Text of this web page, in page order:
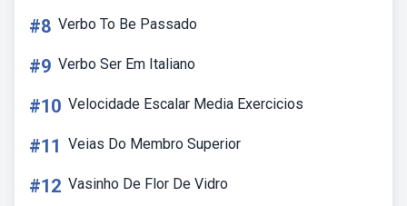
#8 Verbo To Be Passado
#9 Verbo Ser Em Italiano
#10 Velocidade Escalar Media Exercicios
#11 Veias Do Membro Superior
#12 Vasinho De Flor De Vidro